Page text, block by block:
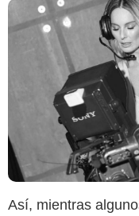
Así, mientras